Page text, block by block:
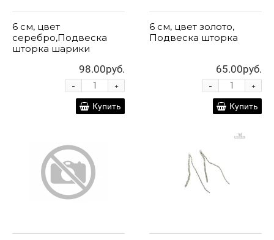
6 см, цвет
серебро,Подвеска
шторка шарики
98.00руб.
+
-
Купить
6 см, цвет золото,
Подвеска шторка
65.00руб.
+
-
Купить